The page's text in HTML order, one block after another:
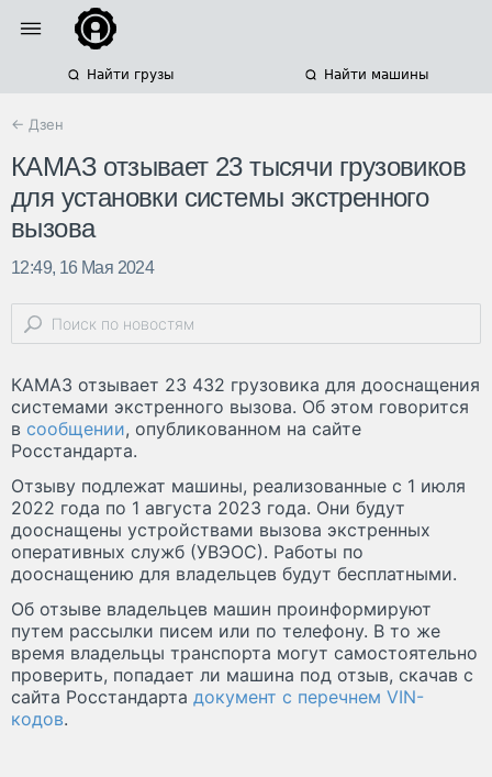
Найти грузы Найти машины
← Дзен
КАМАЗ отзывает 23 тысячи грузовиков
для установки системы экстренного
вызова
12:49, 16 Мая 2024
КАМАЗ отзывает 23 432 грузовика для дооснащения
системами экстренного вызова. Об этом говорится
в сообщении, опубликованном на сайте
Росстандарта.
Отзыву подлежат машины, реализованные с 1 июля
2022 года по 1 августа 2023 года. Они будут
дооснащены устройствами вызова экстренных
оперативных служб (УВЭОС). Работы по
дооснащению для владельцев будут бесплатными.
Об отзыве владельцев машин проинформируют
путем рассылки писем или по телефону. В то же
время владельцы транспорта могут самостоятельно
проверить, попадает ли машина под отзыв, скачав с
сайта Росстандарта документ с перечнем VIN-
кодов.